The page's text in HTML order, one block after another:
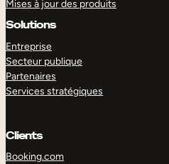
Mises à jour des produits
Solutions
Entreprise
Secteur publique
Partenaires
Services stratégiques
Clients
Booking.com